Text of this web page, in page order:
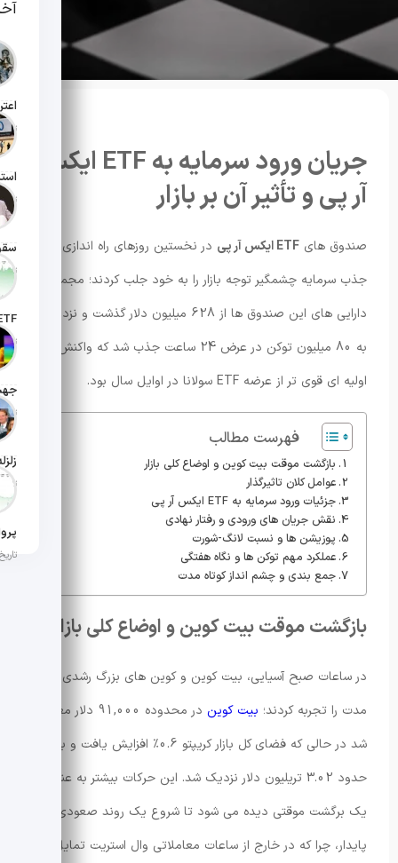
تاریخ
تاریخ
تاریخ
تاریخ
تاریخ
تاریخ
تاریخ
جریان ورود سرمایه به ETF ایکس
آر پی و تأثیر آن بر بازار
صندوق های ETF ایکس آر پی
در نخستین روزهای راه اندازی با
جذب سرمایه چشمگیر توجه بازار را به خود جلب کردند؛ مجموع
دارایی های این صندوق ها از 628 میلیون دلار گذشت و نزدیک
به 80 میلیون توکن در عرض 24 ساعت جذب شد که واکنش
اولیه ای قوی تر از عرضه ETF سولانا در اوایل سال بود.
فهرست مطالب
بازگشت موقت بیت کوین و اوضاع کلی بازار
عوامل کلان تاثیرگذار
جزئیات ورود سرمایه به ETF ایکس آر پی
نقش جریان های ورودی و رفتار نهادی
پوزیشن ها و نسبت لانگ-شورت
عملکرد مهم توکن ها و نگاه هفتگی
جمع بندی و چشم انداز کوتاه مدت
بازگشت موقت بیت کوین و اوضاع کلی بازار
در ساعات صبح آسیایی، بیت کوین و کوین های بزرگ رشدی کوتاه
مدت را تجربه کردند؛ بیت کوین
در محدوده 91,000 دلار معامله
شد در حالی که فضای کل بازار کریپتو 0.6٪ افزایش یافت و به
حدود 3.02 تریلیون دلار نزدیک شد. این حرکات بیشتر به عنوان
یک برگشت موقتی دیده می شود تا شروع یک روند صعودی
پایدار، چرا که در خارج از ساعات معاملاتی وال استریت تمایل به